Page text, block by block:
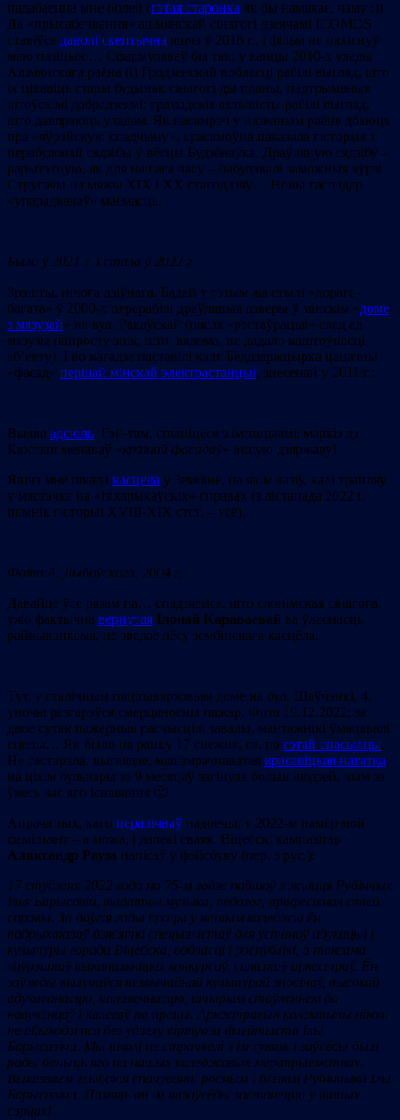
падабаецца мне болей (гэтая старонка як бы намякае, чаму :))
Да «прысабечвання» ашмянскай сінагогі дзеячамі ІСОMOS
ставіўся даволі скептычна яшчэ ў 2018 г., і фільм не пахіснуў
маю пазіцыю… Сфармуляваў бы так: у канцы 2010-х улады
Ашмянскага раёна (і) Гродзенскай вобласці рабілі выгляд, што
іх цікавіць стары будынак сінагогі ды планы, падтрыманыя
літоўскімі дабрадзеямі; грамадскія актывісты рабілі выгляд,
што давяраюць уладам. Як насамрэч у названым раёне дбаюць
пра «яўрэйскую спадчыну», красамоўна паказала гісторыя з
перабудовай сядзібы ў вёсцы Будзёнаўка. Драўляную сядзібу –
рарытэтную, як для нашага часу – пабудавалі заможныя яўрэі
Стругачы на мяжы ХІХ і ХХ стагоддзяў… Новы гаспадар
«упарадкаваў» маёмасць.
Было ў 2021 г. і стала ў 2022 г.
Зрэшты, нічога дзіўнага. Бадай у гэтым жа стылі «дорага-
багата» ў 2000-х перарабілі драўляныя дзверы ў мінскім «доме
з мязузай» на вул. Ракаўскай (пасля «рэстаўрацыі» след ад
мязузы папросту знік, што, вядома, не дадало каштоўнасці
аб’екту). І во кагадзе паставілі каля Белдзяржцырка цацачны
«фасад» першай мінскай электрастанцыі, знесенай у 2011 г.:
Выява адсюль. Гэй-там, спыніцеся з імітацыямі; маркіз дэ
Кюстын менаваў «краінай фасадаў» іншую дзяржаву!
Яшчэ мне шкада касцёла ў Зембіне, па якім лазіў, калі трапляў
у мястэчка па «ізіхарыкаўскіх» справах (з лістапада 2022 г.
помнік гісторыі ХVIII-XIX стст. – усё).
Фота А. Дыбоўскага, 2004 г.
Давайце ўсе разам па… спадзяемся, што слонімская сінагога,
ужо фактычна вернутая Ілонай Караваевай ва ўласнасць
райвыканкама, не зведае лёсу зембінскага касцёла.
Тут, у сталічным пяціпавярховым доме на бул. Шаўчэнкі, 4,
уночы разгарэўся смерцяносны пажар. Фота 19.12.2022; за
двое сутак пажарныя расчысцілі завалы, мантажнікі ўмацавалі
сцены… Як было на ранку 17 снежня, гл. па гэтай спасылцы.
Не састарэла, выглядае, мая змрачнаватая красавіцкая нататка;
на ціхім бульвары за 9 месяцаў загінула больш людзей, чым за
ўвесь час яго існавання 🙁
Апрача тых, каго пералічваў надоечы, у 2022-м памёр мой
фамільянт – а можа, і далёкі сваяк. Віцебскі кампазітар
Аляксандр Рауза напісаў у фэйсбуку (пер. з рус.):
17 студзеня 2022 года на 75-м годзе пайшоў з жыцця Рубінчык
Ілья Барысавіч, выдатны музыка, педагог, прафесіянал сваёй
справы. За доўгія гады працы ў нашым каледжы ён
падрыхтаваў дзясяткі спецыялістаў для ўстаноў адукацыі і
культуры горада Віцебска, вобласці і рэспублікі, а таксама
лаўрэатаў выканальніцкіх конкурсаў, салістаў аркестраў. Ён
заўжды вылучаўся незвычайнай культурай зносінаў, высокай
адукаванасцю, чалавечнасцю, шчырым стаўленнем да
навучэнцаў і калегаў па працы. Аркестравыя калектывы ніколі
не абыходзіліся без удзелу віртуоза-флейтыста Ільі
Барысавіча. Мы ніколі не страчвалі з ім сувязь і заўсёды былі
рады бачыць яго на нашых каледжавых мерапрыемствах.
Выказваем глыбокія спачуванні родным і блізкім Рубінчыка Ільі
Барысавіча. Памяць аб ім назаўсёды застанецца ў нашых
сэрцах!